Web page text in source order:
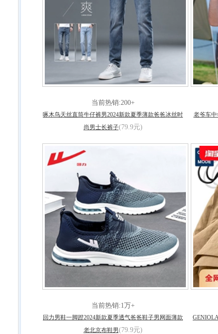
当前热销:200+
啄木鸟天丝直筒牛仔裤男2024新款夏季薄款爸爸冰丝时
尚男士长裤子(79.9元)
老爷车
当前热销:1万+
回力男鞋一脚蹬2024新款夏季透气爸爸鞋子男网面薄款
老北京布鞋男(79.9元)